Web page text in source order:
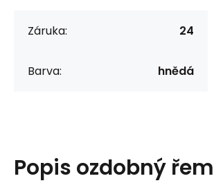
Záruka: 24
Barva: hnědá
Popis ozdobný